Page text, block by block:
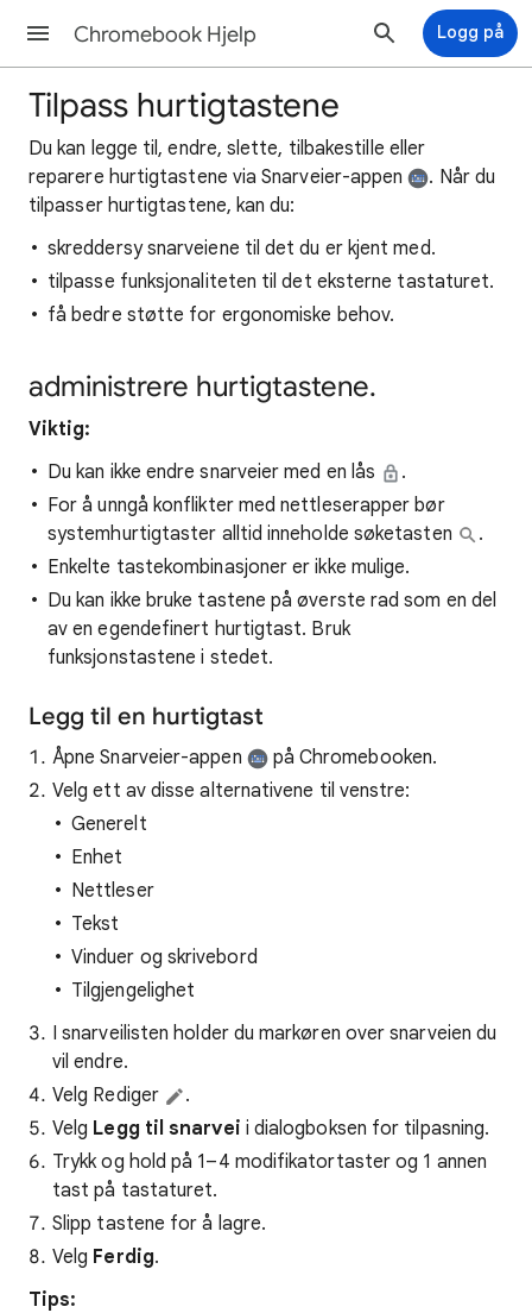
Chromebook Hjelp Logg på
Tilpass hurtigtastene
Du kan legge til, endre, slette, tilbakestille eller
reparere hurtigtastene via Snarveier-appen
. Når du
tilpasser hurtigtastene, kan du:
skreddersy snarveiene til det du er kjent med.
tilpasse funksjonaliteten til det eksterne tastaturet.
få bedre støtte for ergonomiske behov.
administrere hurtigtastene.
Viktig:
Du kan ikke endre snarveier med en lås
.
For å unngå konflikter med nettleserapper bør
systemhurtigtaster alltid inneholde søketasten
.
Enkelte tastekombinasjoner er ikke mulige.
Du kan ikke bruke tastene på øverste rad som en del
av en egendefinert hurtigtast. Bruk
funksjonstastene i stedet.
Legg til en hurtigtast
Åpne Snarveier-appen
på Chromebooken.
Velg ett av disse alternativene til venstre:
Generelt
Enhet
Nettleser
Tekst
Vinduer og skrivebord
Tilgjengelighet
I snarveilisten holder du markøren over snarveien du
vil endre.
Velg Rediger
.
Velg Legg til snarvei i dialogboksen for tilpasning.
Trykk og hold på 1–4 modifikatortaster og 1 annen
tast på tastaturet.
Slipp tastene for å lagre.
Velg Ferdig.
Tips: